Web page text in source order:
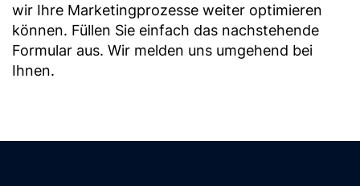
wir Ihre Marketingprozesse weiter optimieren
können. Füllen Sie einfach das nachstehende
Formular aus. Wir melden uns umgehend bei
Ihnen.